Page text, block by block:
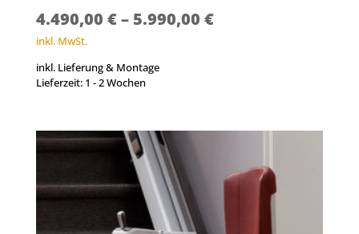
4.490,00 €– 5.990,00 €
inkl. MwSt.
inkl. Lieferung & Montage
Lieferzeit: 1 - 2 Wochen